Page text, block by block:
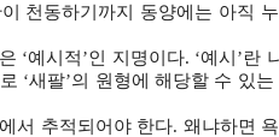
천동하기까지 동양에는 아직 누
‘예시적’인 지명이다. ‘예시’란
‘새팔’의 원형에 해당할 수 있
서 추적되어야 한다. 왜냐하면